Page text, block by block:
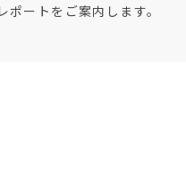
ートをご案内します。